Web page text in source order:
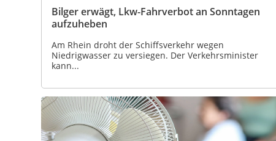
Bilger erwägt, Lkw-Fahrverbot an Sonntagen
aufzuheben
Am Rhein droht der Schiffsverkehr wegen
Niedrigwasser zu versiegen. Der Verkehrsminister
kann...